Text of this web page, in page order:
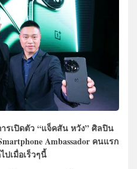
รเปิดตัว “แจ็คสัน หวัง” ศิลปิน
Ambassador คนแรก
เมื่อเร็วๆนี้